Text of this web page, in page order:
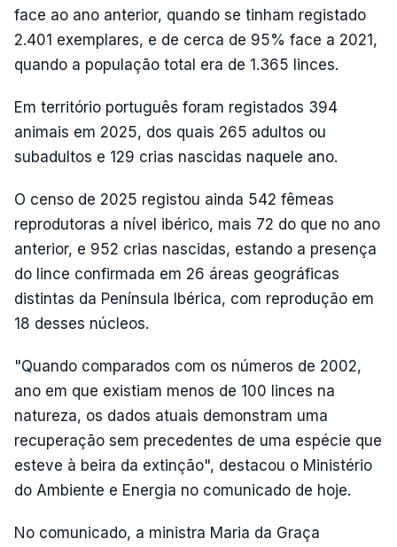
face ao ano anterior, quando se tinham registado
2.401 exemplares, e de cerca de 95% face a 2021,
quando a população total era de 1.365 linces.
Em território português foram registados 394
animais em 2025, dos quais 265 adultos ou
subadultos e 129 crias nascidas naquele ano.
O censo de 2025 registou ainda 542 fêmeas
reprodutoras a nível ibérico, mais 72 do que no ano
anterior, e 952 crias nascidas, estando a presença
do lince confirmada em 26 áreas geográficas
distintas da Península Ibérica, com reprodução em
18 desses núcleos.
"Quando comparados com os números de 2002,
ano em que existiam menos de 100 linces na
natureza, os dados atuais demonstram uma
recuperação sem precedentes de uma espécie que
esteve à beira da extinção", destacou o Ministério
do Ambiente e Energia no comunicado de hoje.
No comunicado, a ministra Maria da Graça